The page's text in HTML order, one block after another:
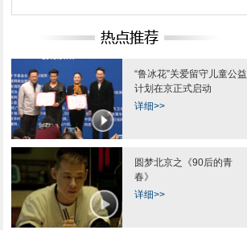
“鲁冰花”关爱留守儿童公益
计划在京正式启动
详细>>
圆梦北京之《90后的青
春》
详细>>